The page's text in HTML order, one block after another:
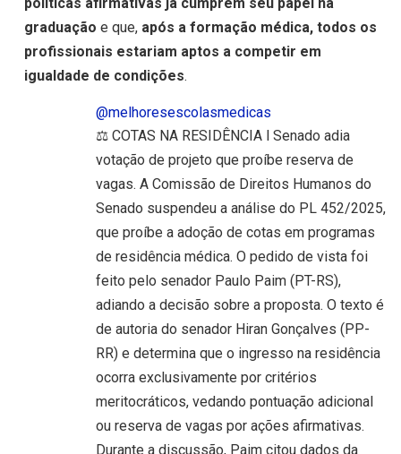
políticas afirmativas já cumprem seu papel na
graduação e que, após a formação médica, todos os
profissionais estariam aptos a competir em
igualdade de condições.
@melhoresescolasmedicas
⚖️ COTAS NA RESIDÊNCIA l Senado adia
votação de projeto que proíbe reserva de
vagas. A Comissão de Direitos Humanos do
Senado suspendeu a análise do PL 452/2025,
que proíbe a adoção de cotas em programas
de residência médica. O pedido de vista foi
feito pelo senador Paulo Paim (PT-RS),
adiando a decisão sobre a proposta. O texto é
de autoria do senador Hiran Gonçalves (PP-
RR) e determina que o ingresso na residência
ocorra exclusivamente por critérios
meritocráticos, vedando pontuação adicional
ou reserva de vagas por ações afirmativas.
Durante a discussão, Paim citou dados da